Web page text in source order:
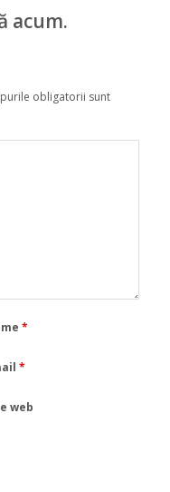
acum.
obligatorii sunt
*
*
web